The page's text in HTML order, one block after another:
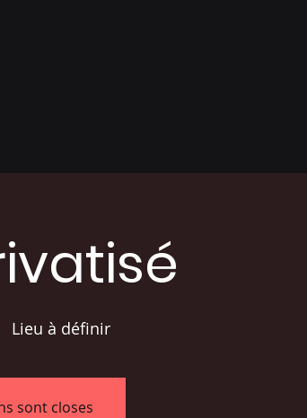
Lieu à définir
sont closes